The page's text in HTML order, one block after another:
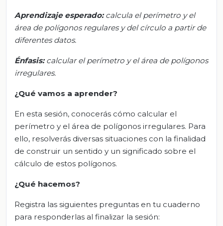
Aprendizaje esperado:calcula el perímetro y el
área de polígonos regulares y del círculo a partir de
diferentes datos.
Énfasis:calcular el perímetro y el área de polígonos
irregulares.
¿Qué vamos a aprender?
En esta sesión, conocerás cómo calcular el
perímetro y el área de polígonos irregulares. Para
ello, resolverás diversas situaciones con la finalidad
de construir un sentido y un significado sobre el
cálculo de estos polígonos.
¿Qué hacemos?
Registra las siguientes preguntas en tu cuaderno
para responderlas al finalizar la sesión: